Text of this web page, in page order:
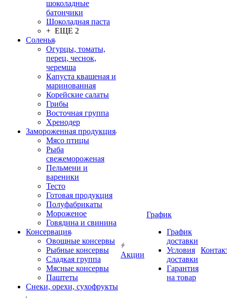
шоколадные
батончики
Шоколадная паста
+ ЕЩЕ 2
Соленья
Огурцы, томаты,
перец, чеснок,
черемша
Капуста квашеная и
маринованная
Корейские салаты
Грибы
Восточная группа
Хренодер
Замороженная продукция
Мясо птицы
Рыба
свежемороженая
Пельмени и
вареники
Тесто
Готовая продукция
Полуфабрикаты
Мороженое
Говядина и свинина
Консервация
Овощные консервы
Рыбные консервы
Сладкая группа
Мясные консервы
Паштеты
Снеки, орехи, сухофрукты
Акции
График
График
доставки
Условия
доставки
Гарантия
на товар